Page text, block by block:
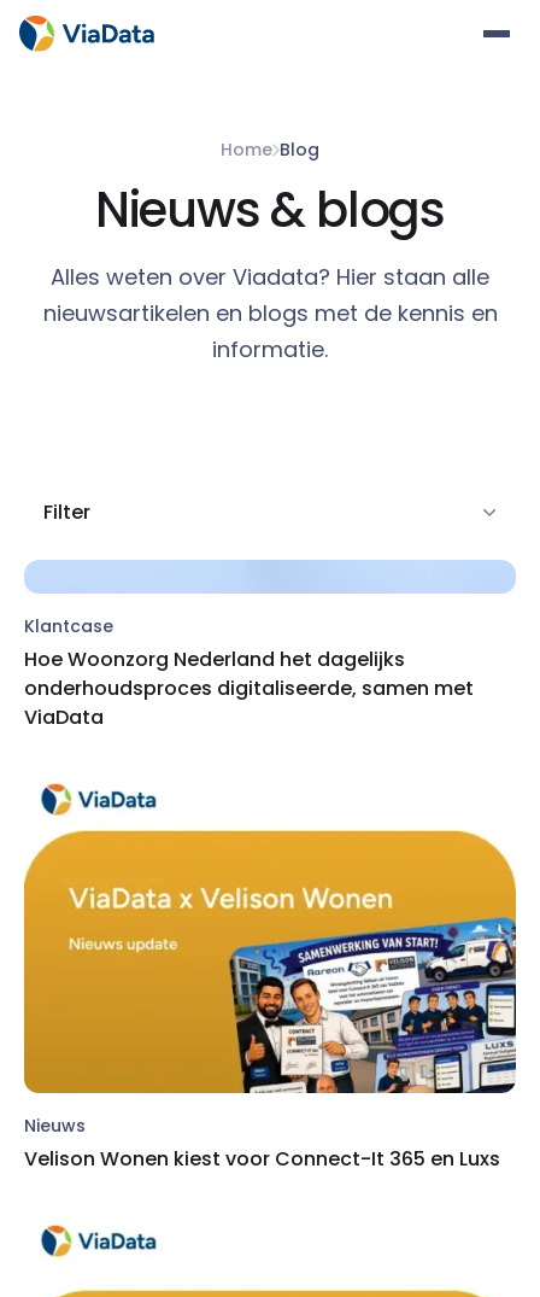
Home Blog
Nieuws & blogs
Alles weten over Viadata? Hier staan alle
nieuwsartikelen en blogs met de kennis en
informatie.
Filter
Klantcase
Hoe Woonzorg Nederland het dagelijks
onderhoudsproces digitaliseerde, samen met
ViaData
Nieuws
Velison Wonen kiest voor Connect-It 365 en Luxs